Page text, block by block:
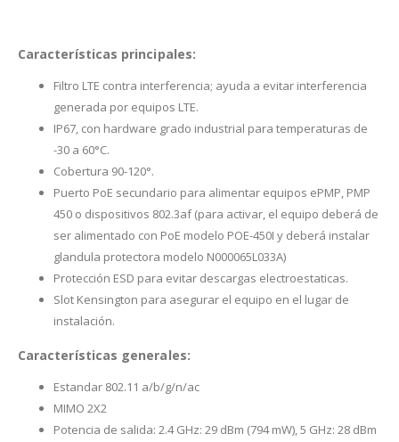
Características principales:
Filtro LTE contra interferencia; ayuda a evitar interferencia
generada por equipos LTE.
IP67, con hardware grado industrial para temperaturas de
-30 a 60°C.
Cobertura 90-120°.
Puerto PoE secundario para alimentar equipos ePMP, PMP
450 o dispositivos 802.3af (para activar, el equipo deberá de
ser alimentado con PoE modelo POE-450I y deberá instalar
glandula protectora modelo N000065L033A)
Protección ESD para evitar descargas electroestaticas.
Slot Kensington para asegurar el equipo en el lugar de
instalación.
Características generales:
Estandar 802.11 a/b/g/n/ac
MIMO 2X2
Potencia de salida: 2.4 GHz: 29 dBm (794 mW), 5 GHz: 28 dBm